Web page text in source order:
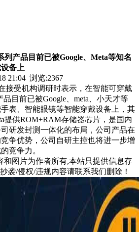
列产品目前已被Google、Meta等知名
备上
21:04 浏览:2367
接受机构调研时表示，在智能可穿戴
目前已被Google、meta、小天才等
表、智能眼镜等智能穿戴设备上，其
提供ROM+RAM存储器芯片，是国内
研发封测一体化的布局，公司产品在
争优势，公司自研主控也将进一步增
竞争力。
和图片为作者所有,本站只提供信息存
袭/侵权/违规内容请联系我们删除！